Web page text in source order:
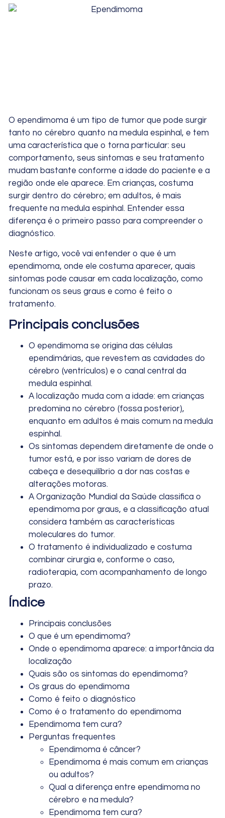
O ependimoma é um tipo de tumor que pode surgir
tanto no cérebro quanto na medula espinhal, e tem
uma característica que o torna particular: seu
comportamento, seus sintomas e seu tratamento
mudam bastante conforme a idade do paciente e a
região onde ele aparece. Em crianças, costuma
surgir dentro do cérebro; em adultos, é mais
frequente na medula espinhal. Entender essa
diferença é o primeiro passo para compreender o
diagnóstico.
Neste artigo, você vai entender o que é um
ependimoma, onde ele costuma aparecer, quais
sintomas pode causar em cada localização, como
funcionam os seus graus e como é feito o
tratamento.
Principais conclusões
O ependimoma se origina das células
ependimárias, que revestem as cavidades do
cérebro (ventrículos) e o canal central da
medula espinhal.
A localização muda com a idade: em crianças
predomina no cérebro (fossa posterior),
enquanto em adultos é mais comum na medula
espinhal.
Os sintomas dependem diretamente de onde o
tumor está, e por isso variam de dores de
cabeça e desequilíbrio a dor nas costas e
alterações motoras.
A Organização Mundial da Saúde classifica o
ependimoma por graus, e a classificação atual
considera também as características
moleculares do tumor.
O tratamento é individualizado e costuma
combinar cirurgia e, conforme o caso,
radioterapia, com acompanhamento de longo
prazo.
Índice
Principais conclusões
O que é um ependimoma?
Onde o ependimoma aparece: a importância da
localização
Quais são os sintomas do ependimoma?
Os graus do ependimoma
Como é feito o diagnóstico
Como é o tratamento do ependimoma
Ependimoma tem cura?
Perguntas frequentes
Ependimoma é câncer?
Ependimoma é mais comum em crianças
ou adultos?
Qual a diferença entre ependimoma no
cérebro e na medula?
Ependimoma tem cura?